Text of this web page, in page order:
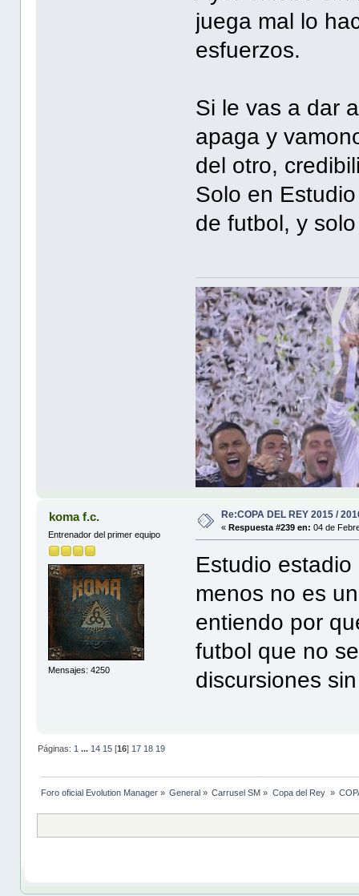
juega mal lo
esfuerzos.
Si le vas a dar
apaga y
del otro,
Solo en
de futbol, y
koma f.c.
Entrenador del primer equipo
Mensajes: 4250
Re:COPA DEL REY 2015 /
«Respuesta #239 en: 04 de
Estudio
menos no es
entiendo por
futbol que no
discursiones
Páginas: 1 ... 14 15[16] 17 18 19
Foro oficial Evolution Manager» General » Carrusel SM » Copa del Rey »